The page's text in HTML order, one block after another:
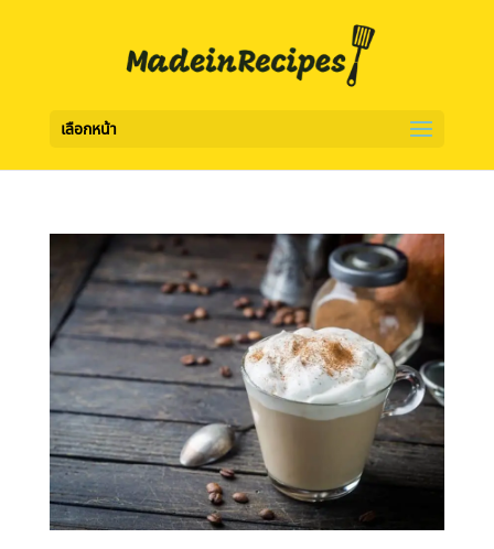
เลือกหน้า